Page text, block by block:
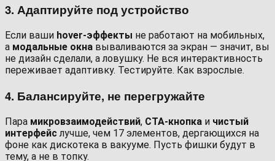
3. Адаптируйте под устройство
Если ваши hover-эффекты не работают на мобильных,
а модальные окна вываливаются за экран — значит, вы
не дизайн сделали, а ловушку. Не вся интерактивность
переживает адаптивку. Тестируйте. Как взрослые.
4. Балансируйте, не перегружайте
Пара микровзаимодействий, CTA-кнопка и чистый
интерфейс лучше, чем 17 элементов, дергающихся на
фоне как дискотека в вакууме. Пусть фишки будут в
тему, а не в топку.